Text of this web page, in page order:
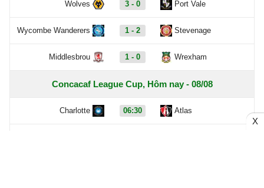
Wolves 3 - 0 Port Vale
Wycombe Wanderers 1 - 2 Stevenage
Middlesbrou 1 - 0 Wrexham
Concacaf League Cup, Hôm nay - 08/08
Charlotte 06:30 Atlas
X